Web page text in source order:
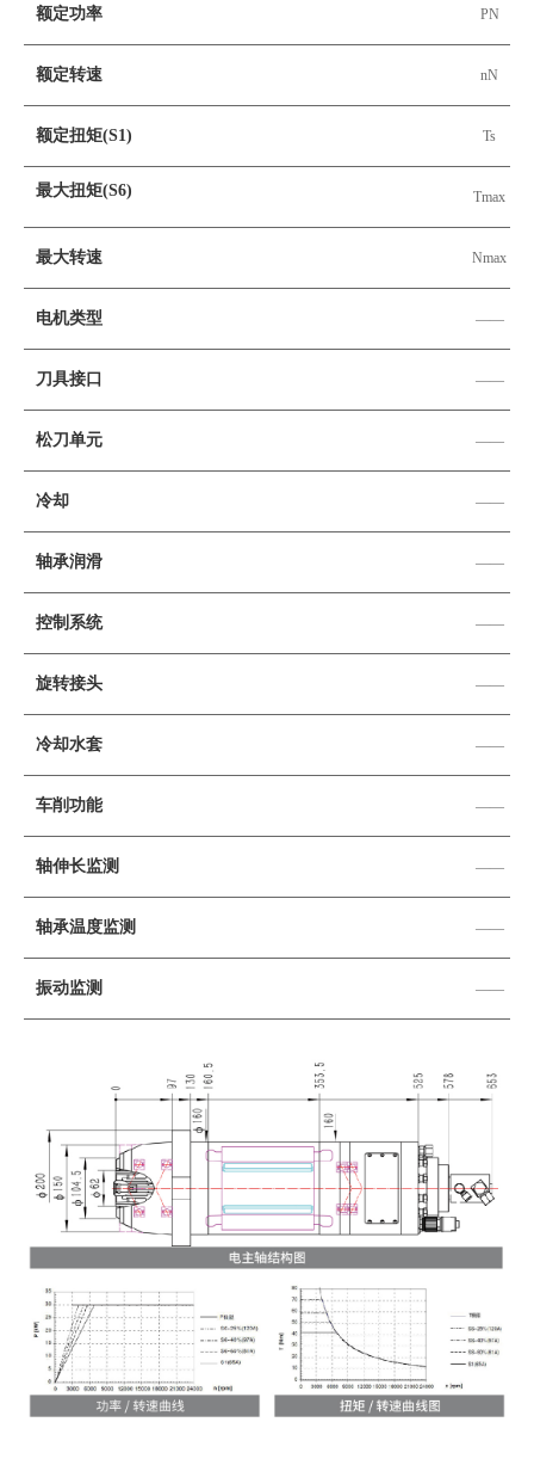
额定功率 PN
额定转速 nN
额定扭矩(S1) Ts
最大扭矩(S6) Tmax
最大转速 Nmax
电机类型 ——
刀具接口 ——
松刀单元 ——
冷却 ——
轴承润滑 ——
控制系统 ——
旋转接头 ——
冷却水套 ——
车削功能 ——
轴伸长监测 ——
轴承温度监测 ——
振动监测 ——